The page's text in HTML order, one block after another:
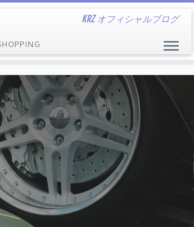
KRZ オフィシャルブログ